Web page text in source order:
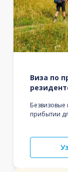
Виза по
прибытии